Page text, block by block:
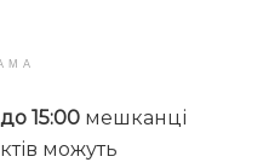
15:00 мешканці
можуть